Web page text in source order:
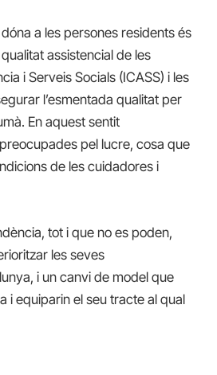
a les persones residents és
assistencial de les
i Serveis Socials (ICASS) i les
l’esmentada qualitat per
En aquest sentit
pel lucre, cosa que
de les cuidadores i
tot i que no es poden,
les seves
i un canvi de model que
i equiparin el seu tracte al qual